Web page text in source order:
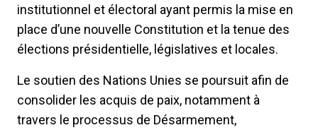
institutionnel et électoral ayant permis la mise en
place d’une nouvelle Constitution et la tenue des
élections présidentielle, législatives et locales.
Le soutien des Nations Unies se poursuit afin de
consolider les acquis de paix, notamment à
travers le processus de Désarmement,